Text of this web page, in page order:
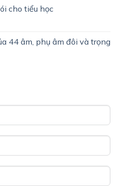
cho tiểu học
44 âm, phụ âm đôi và trọng